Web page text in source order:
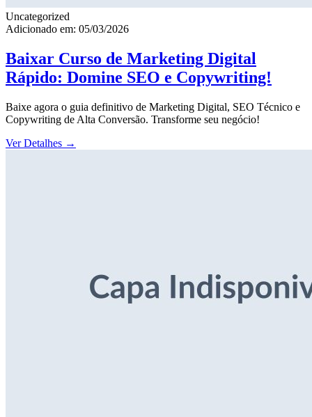
Uncategorized
Adicionado em: 05/03/2026
Baixar Curso de Marketing Digital
Rápido: Domine SEO e Copywriting!
Baixe agora o guia definitivo de Marketing Digital, SEO Técnico e
Copywriting de Alta Conversão. Transforme seu negócio!
Ver Detalhes →